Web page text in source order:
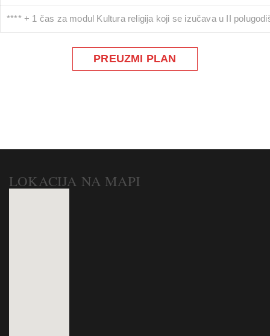
**** + 1 čas za modul Kultura religija koji se izučava u II
PREUZMI PLAN
LOKACIJA NA MAPI